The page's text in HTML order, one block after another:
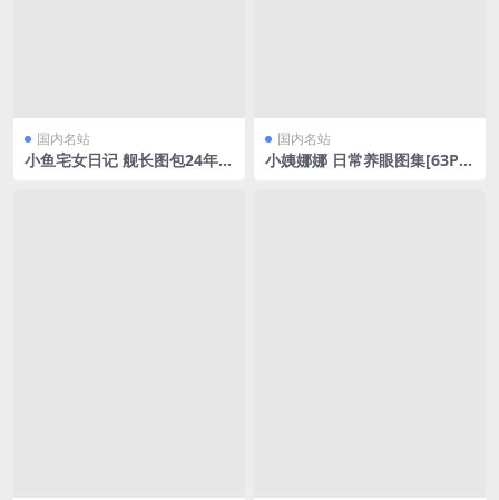
国内名站
小鱼宅女日记 舰长图包24年1
国内名站
小姨娜娜 日常养眼图集[63P/2